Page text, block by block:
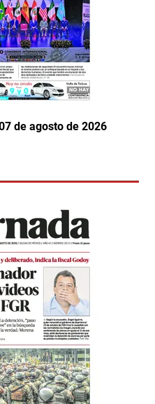
de agosto de 2026